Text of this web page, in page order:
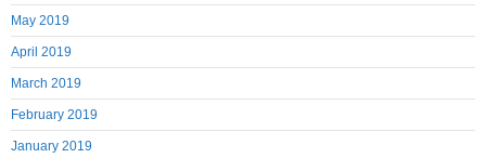
May 2019
April 2019
March 2019
February 2019
January 2019